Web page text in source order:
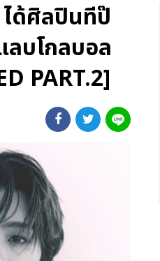
ได้ศิลปินทีป๊
บโกลบอล
PART.2]